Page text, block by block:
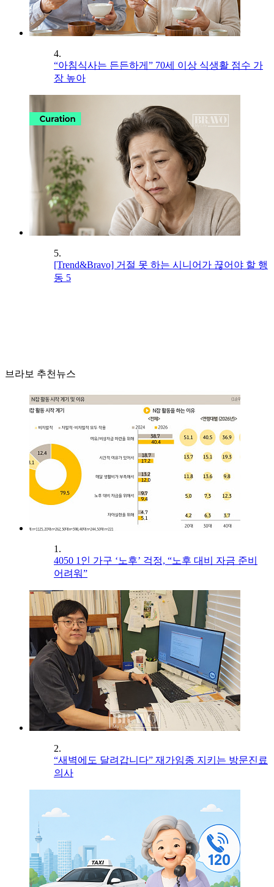
4.
“아침식사는 든든하게” 70세 이상 식생활 점수 가
장 높아
5.
[Trend&Bravo] 거절 못 하는 시니어가 끊어야 할 행
동 5
브라보 추천뉴스
1.
4050 1인 가구 ‘노후’ 걱정, “노후 대비 자금 준비
어려워”
2.
“새벽에도 달려갑니다” 재가임종 지키는 방문진료
의사